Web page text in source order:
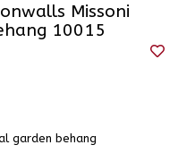
Missoni
10015
garden behang